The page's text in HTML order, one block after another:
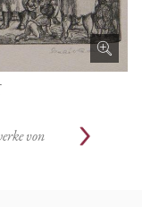
von